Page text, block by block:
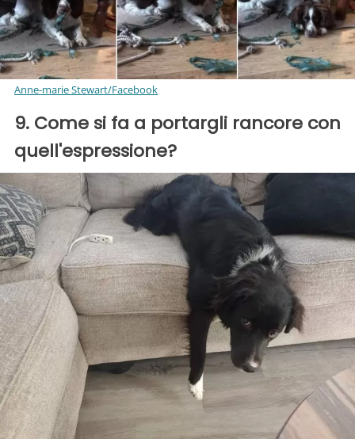
Anne-marie Stewart/Facebook
9. Come si fa a portargli rancore con
quell'espressione?